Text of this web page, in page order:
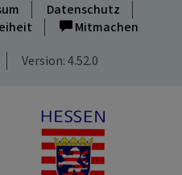
Datenschutz
Mitmachen
Version: 4.52.0